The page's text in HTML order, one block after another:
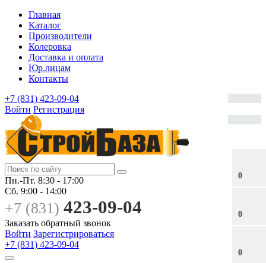
Главная
Каталог
Производители
Колеровка
Доставка и оплата
Юр.лицам
Контакты
0
0
0
+7 (831) 423-09-04
Войти Регистрация
Пн.-Пт. 8:30 - 17:00
Сб. 9:00 - 14:00
+7 (831) 423-09-04
Заказать обратный звонок
Войти Зарегистрироваться
+7 (831) 423-09-04